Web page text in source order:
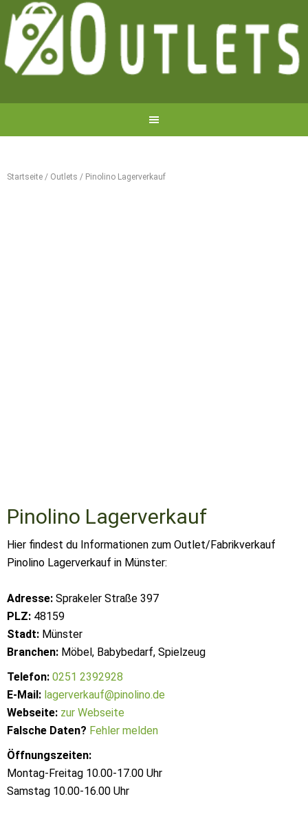
Startseite / Outlets / Pinolino Lagerverkauf
Pinolino Lagerverkauf
Hier findest du Informationen zum Outlet/Fabrikverkauf
Pinolino Lagerverkauf in Münster:
Adresse: Sprakeler Straße 397
PLZ: 48159
Stadt: Münster
Branchen: Möbel, Babybedarf, Spielzeug
Telefon: 0251 2392928
E-Mail: lagerverkauf@pinolino.de
Webseite: zur Webseite
Falsche Daten? Fehler melden
Öffnungszeiten:
Montag-Freitag 10.00-17.00 Uhr
Samstag 10.00-16.00 Uhr